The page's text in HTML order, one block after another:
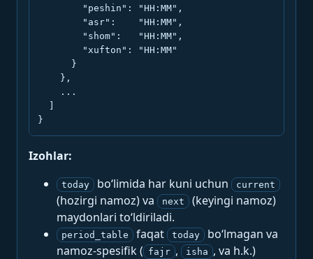
        "peshin": "HH:MM",
        "asr":    "HH:MM",
        "shom":   "HH:MM",
        "xufton": "HH:MM"
      }
    },
    ...
}
Izohlar:
today bo‘limida har kuni uchun current
(hozirgi namoz) va next
(keyingi namoz)
maydonlari to‘ldiriladi.
period_table faqat today
bo‘lmagan va
namoz-spesifik ( fajr , isha , va h.k.)